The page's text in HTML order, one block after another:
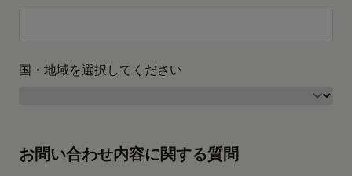
国・地域を選択してください
お問い合わせ内容に関する質問